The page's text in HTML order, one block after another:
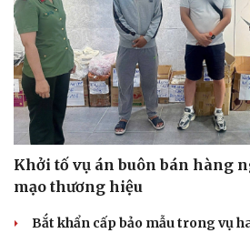
Cải chính
Khởi tố vụ án buôn bán hàng
mạo thương hiệu
Bắt khẩn cấp bảo mẫu trong vụ